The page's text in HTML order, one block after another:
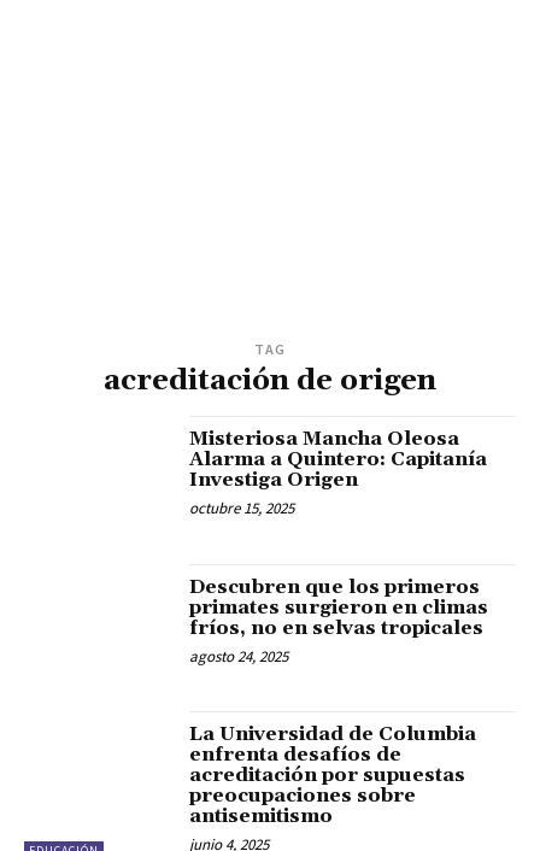
TAG
acreditación de origen
Misteriosa Mancha Oleosa
Alarma a Quintero: Capitanía
Investiga Origen
octubre 15, 2025
Descubren que los primeros
primates surgieron en climas
fríos, no en selvas tropicales
agosto 24, 2025
La Universidad de Columbia
enfrenta desafíos de
acreditación por supuestas
preocupaciones sobre
antisemitismo
junio 4, 2025